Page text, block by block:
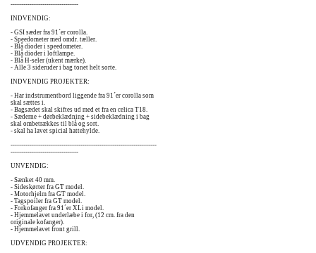
--------------------------------
INDVENDIG:
- GSI sæder fra 91´er corolla.
- Speedometer med omdr. tæller.
- Blå dioder i speedometer.
- Blå dioder i loftlampe.
- Blå H-seler (ukent mærke).
- Alle 3 sideruder i bag tonet helt sorte.
INDVENDIG PROJEKTER:
- Har indstrumentbord liggende fra 91´er corolla som
skal sættes i.
- Bagsædet skal skiftes ud med et fra en celica T18.
- Sæderne + dørbeklædning + sidebeklædning i bag
skal ombetrækkes til blå og sort.
- skal ha lavet spicial hattehylde.
---------------------------------------------------------------------
--------------------------------
UNVENDIG:
- Sænket 40 mm.
- Sideskørter fra GT model.
- Motorhjelm fra GT model.
- Tagspoiler fra GT model.
- Forkofanger fra 91´er XLi model.
- Hjemmelavet underlæbe i for, (12 cm. fra den
originale kofanger).
- Hjemmelavet front grill.
UDVENDIG PROJEKTER: